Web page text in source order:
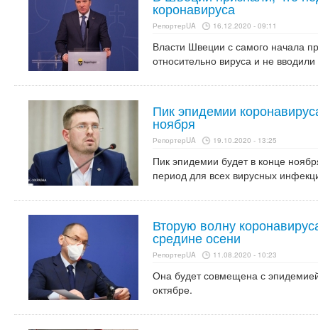
коронавируса
РепортерUA 16.12.2020 - 09:11
Власти Швеции с самого начала
относительно вируса и не
Пик эпидемии
ноября
РепортерUA 19.10.2020 - 13:25
Пик эпидемии будет в конце
период для всех вирусных
Вторую волну
средине осени
РепортерUA 11.08.2020 - 10:23
Она будет совмещена с
октябре.